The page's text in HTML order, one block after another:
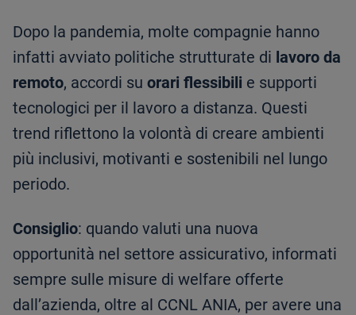
Dopo la pandemia, molte compagnie hanno
infatti avviato politiche strutturate di lavoro da
remoto, accordi su orari flessibili e supporti
tecnologici per il lavoro a distanza. Questi
trend riflettono la volontà di creare ambienti
più inclusivi, motivanti e sostenibili nel lungo
periodo.
Consiglio: quando valuti una nuova
opportunità nel settore assicurativo, informati
sempre sulle misure di welfare offerte
dall’azienda, oltre al CCNL ANIA, per avere una